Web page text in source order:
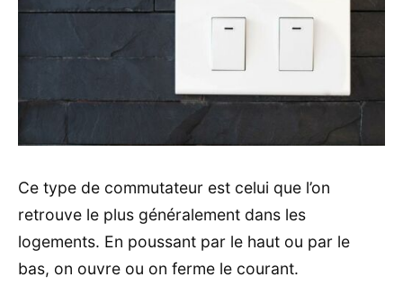
Ce type de commutateur est celui que l’on
retrouve le plus généralement dans les
logements. En poussant par le haut ou par le
bas, on ouvre ou on ferme le courant.